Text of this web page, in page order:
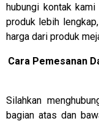
hubungi kontak
produk lebih
harga dari produk
Cara Pemesanan
Silahkan
bagian atas dan